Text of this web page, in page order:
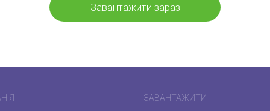
Завантажити зараз
ЗАВАНТАЖИТИ